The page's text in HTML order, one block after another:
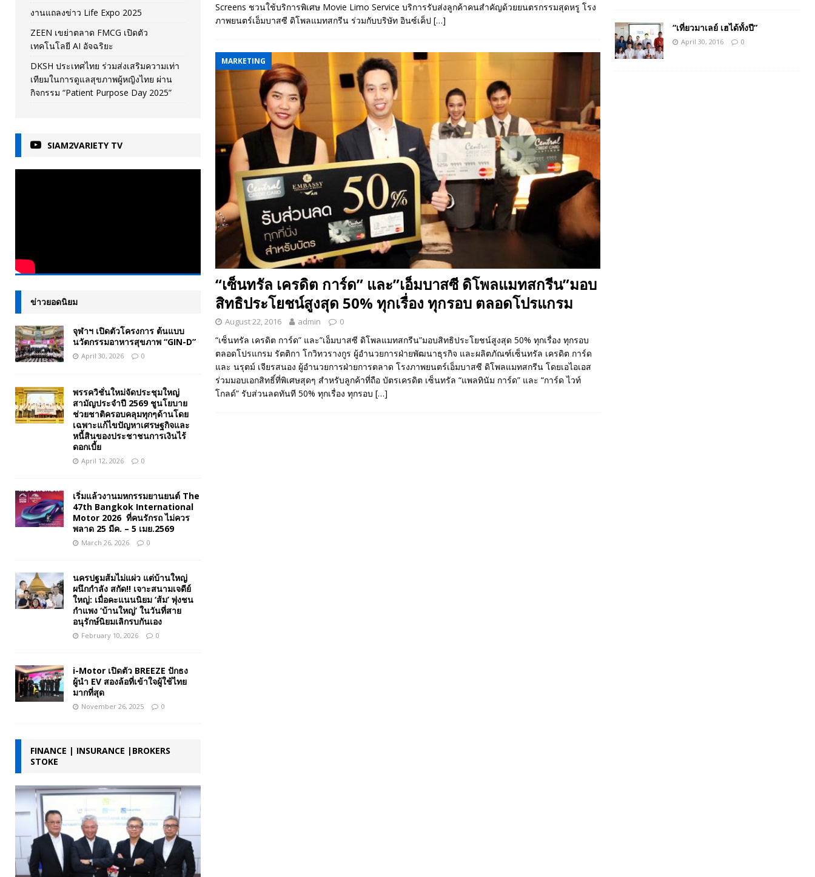
Screens ชวนใช้บริการพิเศษ Movie Limo Service บริการรับส่งลูกค้าคนสำคัญด้วยยนตรกรรมสุดหรู โรง
ภาพยนตร์เอ็มบาสซี ดิโพลแมทสกรีน ร่วมกับบริษัท อินซ์เค็ป […]
MARKETING
“เซ็นทรัล เครดิต การ์ด” และ”เอ็มบาสซี ดิโพลแมทสกรีน”มอบ
สิทธิประโยชน์สูงสุด 50% ทุกเรื่อง ทุกรอบ ตลอดโปรแกรม
August 22, 2016 admin 0
“เซ็นทรัล เครดิต การ์ด” และ”เอ็มบาสซี ดิโพลแมทสกรีน”มอบสิทธิประโยชน์สูงสุด 50% ทุกเรื่อง ทุกรอบ
ตลอดโปรแกรม รัตติกา โกวิทวรางกูร ผู้อำนวยการฝ่ายพัฒนาธุรกิจ และผลิตภัณฑ์เซ็นทรัล เครดิต การ์ด
และ นรุตม์ เจียรสนอง ผู้อำนวยการฝ่ายการตลาด โรงภาพยนตร์เอ็มบาสซี ดิโพลแมทสกรีน โดยเอไอเอส
ร่วมมอบเอกสิทธิ์ที่พิเศษสุดๆ สำหรับลูกค้าที่ถือ บัตรเครดิต เซ็นทรัล “แพลทินัม การ์ด” และ “การ์ด ไวท์
โกลด์” รับส่วนลดทันที 50% ทุกเรื่อง ทุกรอบ […]
งานแถลงข่าว Life Expo 2025
ZEEN เขย่าตลาด FMCG เปิดตัว
เทคโนโลยี AI อัจฉริยะ
DKSH ประเทศไทย ร่วมส่งเสริมความเท่า
เทียมในการดูแลสุขภาพผู้หญิงไทย ผ่าน
กิจกรรม “Patient Purpose Day 2025”
SIAM2VARIETY TV
ข่าวยอดนิยม
จุฬาฯ เปิดตัวโครงการ ต้นแบบ
นวัตกรรมอาหารสุขภาพ “GIN-D”
April 30, 2026 0
พรรควิชั่นใหม่จัดประชุมใหญ่
สามัญประจำปี 2569 ชูนโยบาย
ช่วยชาติครอบคลุมทุกๆด้านโดย
เฉพาะแก้ไขปัญหาเศรษฐกิจและ
หนี้สินของประชาชนการเงินไร้
ดอกเบี้ย
April 12, 2026 0
เริ่มแล้วงานมหกรรมยานยนต์ The
47th Bangkok International
Motor 2026 ที่คนรักรถ ไม่ควร
พลาด 25 มีค. – 5 เมย.2569
March 26, 2026 0
นครปฐมส้มไม่แผ่ว แต่บ้านใหญ่
ผนึกกำลัง สกัด!! เจาะสนามเจดีย์
ใหญ่: เมื่อคะแนนนิยม ‘ส้ม’ พุ่งชน
กำแพง ‘บ้านใหญ่’ ในวันที่สาย
อนุรักษ์นิยมเลิกรบกันเอง
February 10, 2026 0
i-Motor เปิดตัว BREEZE ปักธง
ผู้นำ EV สองล้อที่เข้าใจผู้ใช้ไทย
มากที่สุด
November 26, 2025 0
FINANCE | INSURANCE |BROKERS
STOKE
“เที่ยวมาเลย์ เฮได้ทั้งปี”
April 30, 2016 0